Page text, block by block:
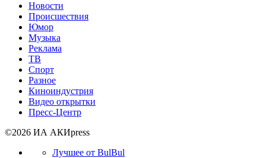
Новости
Происшествия
Юмор
Музыка
Реклама
ТВ
Спорт
Разное
Киноиндустрия
Видео открытки
Пресс-Центр
©2026 ИА АКИpress
Лучшее от BulBul